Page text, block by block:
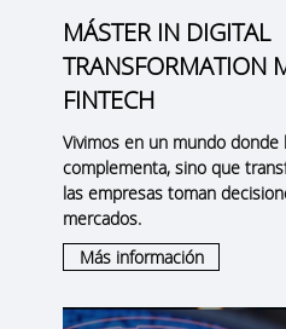
MÁSTER IN DIGITAL
TRANSFORMATION
FINTECH
Vivimos en un mundo donde
complementa, sino que
las empresas toman
mercados.
Más información